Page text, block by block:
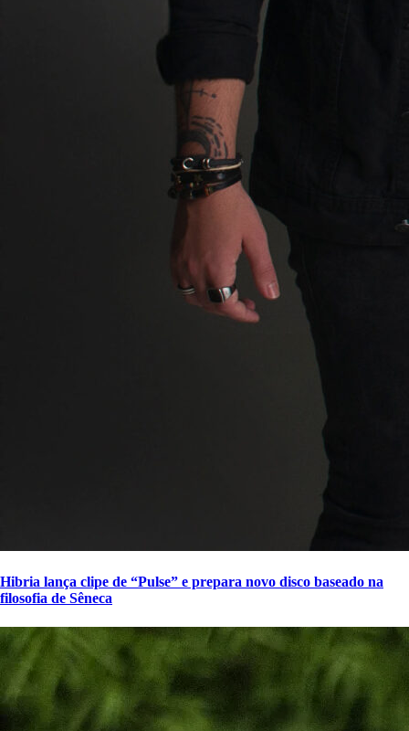
Hibria lança clipe de “Pulse” e prepara novo disco baseado na
filosofia de Sêneca